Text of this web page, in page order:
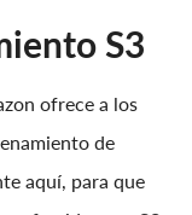
S3
ofrece a los
de
aquí, para que